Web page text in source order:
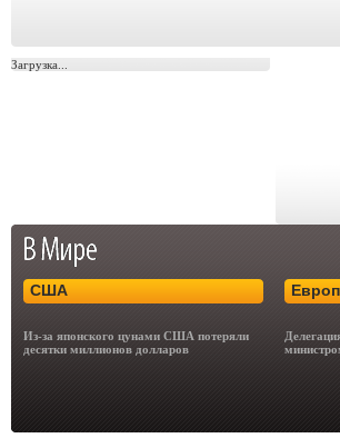
Загрузка...
США
Из-за японского цунами США потеряли
десятки миллионов долларов